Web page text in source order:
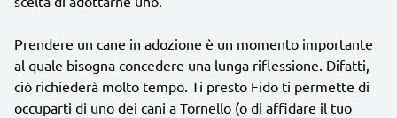
Prendere un cane in adozione è un momento importante
al quale bisogna concedere una lunga riflessione. Difatti,
ciò richiederà molto tempo. Ti presto Fido ti permette di
occuparti di uno dei cani a Tornello (o di affidare il tuo